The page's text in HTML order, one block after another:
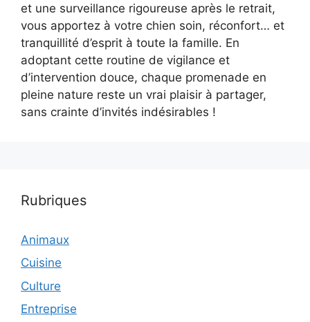
et une surveillance rigoureuse après le retrait,
vous apportez à votre chien soin, réconfort… et
tranquillité d’esprit à toute la famille. En
adoptant cette routine de vigilance et
d’intervention douce, chaque promenade en
pleine nature reste un vrai plaisir à partager,
sans crainte d’invités indésirables !
Rubriques
Animaux
Cuisine
Culture
Entreprise